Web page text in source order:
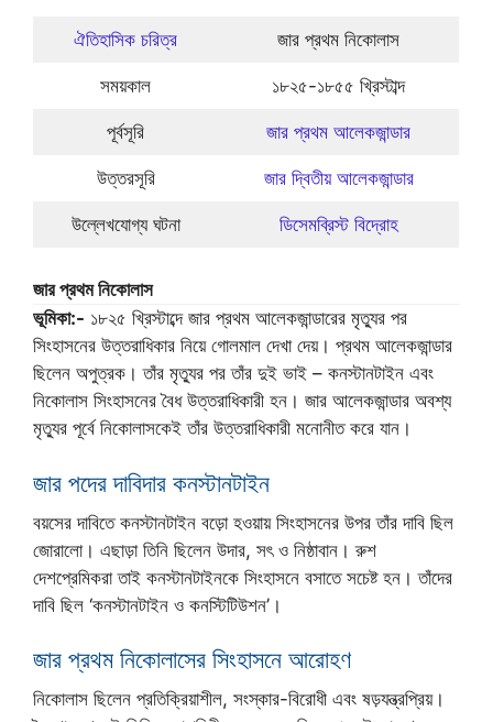
ঐতিহাসিক চরিত্র জার প্রথম নিকোলাস
সময়কাল ১৮২৫-১৮৫৫ খ্রিস্টাব্দ
পূর্বসূরি জার প্রথম আলেকজান্ডার
উত্তরসূরি জার দ্বিতীয় আলেকজান্ডার
উল্লেখযোগ্য ঘটনা ডিসেমব্রিস্ট বিদ্রোহ
জার প্রথম নিকোলাস
ভূমিকা:- ১৮২৫ খ্রিস্টাব্দে জার প্রথম আলেকজান্ডারের মৃত্যুর পর
সিংহাসনের উত্তরাধিকার নিয়ে গোলমাল দেখা দেয়। প্রথম আলেকজান্ডার
ছিলেন অপুত্রক। তাঁর মৃত্যুর পর তাঁর দুই ভাই – কনস্টানটাইন এবং
নিকোলাস সিংহাসনের বৈধ উত্তরাধিকারী হন। জার আলেকজান্ডার অবশ্য
মৃত্যুর পূর্বে নিকোলাসকেই তাঁর উত্তরাধিকারী মনোনীত করে যান।
জার পদের দাবিদার কনস্টানটাইন
বয়সের দাবিতে কনস্টানটাইন বড়ো হওয়ায় সিংহাসনের উপর তাঁর দাবি ছিল
জোরালো। এছাড়া তিনি ছিলেন উদার, সৎ ও নিষ্ঠাবান। রুশ
দেশপ্রেমিকরা তাই কনস্টানটাইনকে সিংহাসনে বসাতে সচেষ্ট হন। তাঁদের
দাবি ছিল ‘কনস্টানটাইন ও কনস্টিটিউশন’।
জার প্রথম নিকোলাসের সিংহাসনে আরোহণ
নিকোলাস ছিলেন প্রতিক্রিয়াশীল, সংস্কার-বিরোধী এবং ষড়যন্ত্রপ্রিয়।